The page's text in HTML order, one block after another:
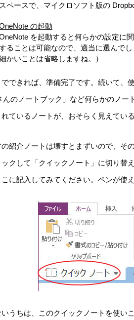
スペースで、マイクロソフト版の
の起動
を起動すると何らかの設定に
ることは可能なので、適当に選んで
かいことは省略しますね。）
でできれば、準備完了です。続いて、
んのノートブック」など何らかのノ
ているノートが、おそらく見えてい
紹介ノートは壊すとまずいので、そ
ックして「クイックノート」に切り替
こに記入してみてください。ペンが使
うちは、このクイックノートを使い